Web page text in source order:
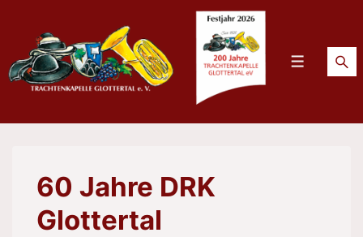
Inhalt
Menü
60 Jahre DRK
Glottertal